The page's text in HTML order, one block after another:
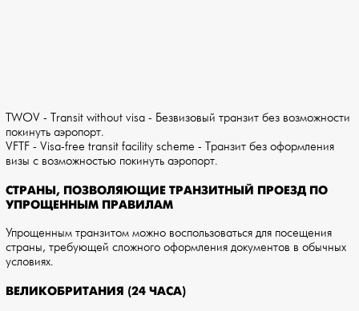
TWOV - Transit without visa - Безвизовый транзит без возможности
покинуть аэропорт.
VFTF - Visa-free transit facility scheme - Транзит без оформления
визы с возможностью покинуть аэропорт.
СТРАНЫ, ПОЗВОЛЯЮЩИЕ ТРАНЗИТНЫЙ ПРОЕЗД ПО
УПРОЩЕННЫМ ПРАВИЛАМ
Упрощенным транзитом можно воспользоваться для посещения
страны, требующей сложного оформления документов в обычных
условиях.
ВЕЛИКОБРИТАНИЯ (24 ЧАСА)